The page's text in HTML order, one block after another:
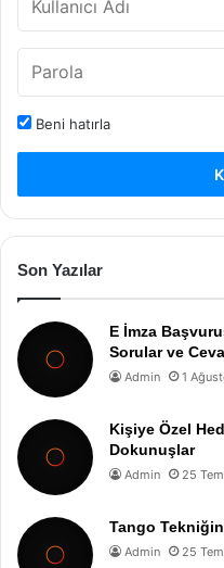
Beni hatırla
Son Yazılar
E İmza
Sorular ve
Admin 1
Kişiye Özel
Dokunuşlar
Admin 25
Tango
Admin 25